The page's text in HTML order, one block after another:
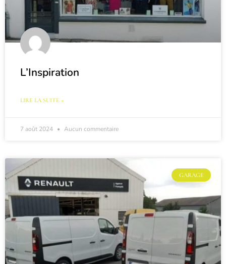
L’Inspiration
LIRE LA SUITE »
7 août 2024 Aucun commentaire
GARAGE